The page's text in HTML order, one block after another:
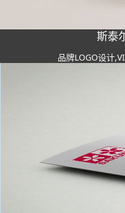
斯泰
品牌LOGO设计